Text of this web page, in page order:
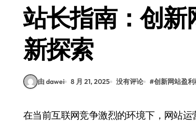
PHP视角：技术赋能跨界融合，资
技术赋能跨界融合：站长资源整合
站长指南：创
新探索
由 dawei 8 月 21, 2025 没有评论 #创新网站盈
在当前互联网竞争激烈的环境下，网站运营者需要不断探索新的盈利模式，以保持持续增长。传